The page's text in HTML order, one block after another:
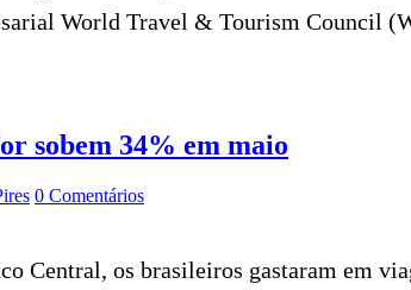
World Travel & Tourism Council
sobem 34% em maio
0 Comentários
Central, os brasileiros gastaram em